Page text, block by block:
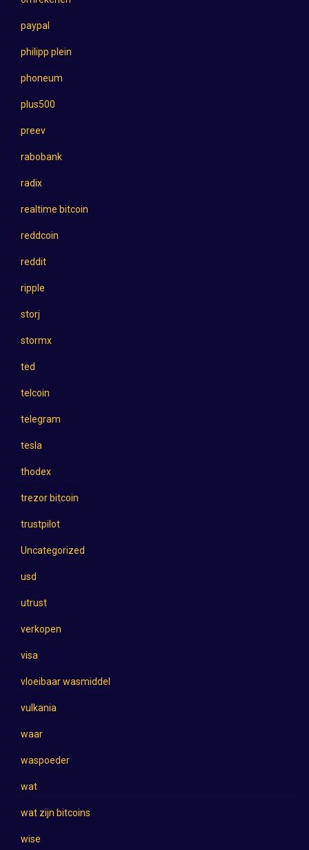
paypal
philipp plein
phoneum
plus500
preev
rabobank
radix
realtime bitcoin
reddcoin
reddit
ripple
storj
stormx
ted
telcoin
telegram
tesla
thodex
trezor bitcoin
trustpilot
Uncategorized
usd
utrust
verkopen
visa
vloeibaar wasmiddel
vulkania
waar
waspoeder
wat
wat zijn bitcoins
wise